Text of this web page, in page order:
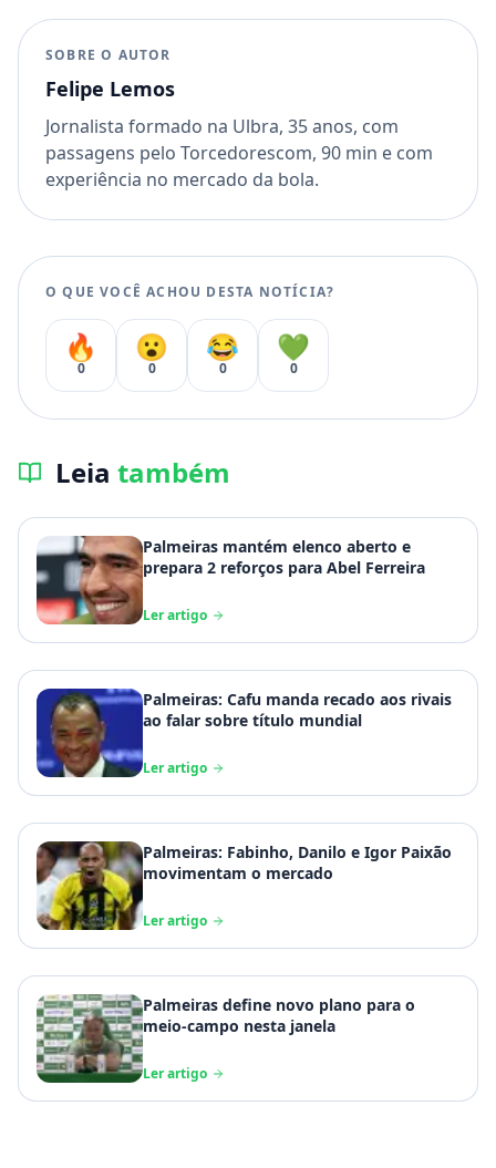
SOBRE O AUTOR
Felipe Lemos
Jornalista formado na Ulbra, 35 anos, com
passagens pelo Torcedorescom, 90 min e com
experiência no mercado da bola.
O QUE VOCÊ ACHOU DESTA NOTÍCIA?
🔥
0
😮
0
😂
0
💚
0
Leia também
Palmeiras mantém elenco aberto e
prepara 2 reforços para Abel Ferreira
Ler artigo
Palmeiras: Cafu manda recado aos rivais
ao falar sobre título mundial
Ler artigo
Palmeiras: Fabinho, Danilo e Igor Paixão
movimentam o mercado
Ler artigo
Palmeiras define novo plano para o
meio-campo nesta janela
Ler artigo